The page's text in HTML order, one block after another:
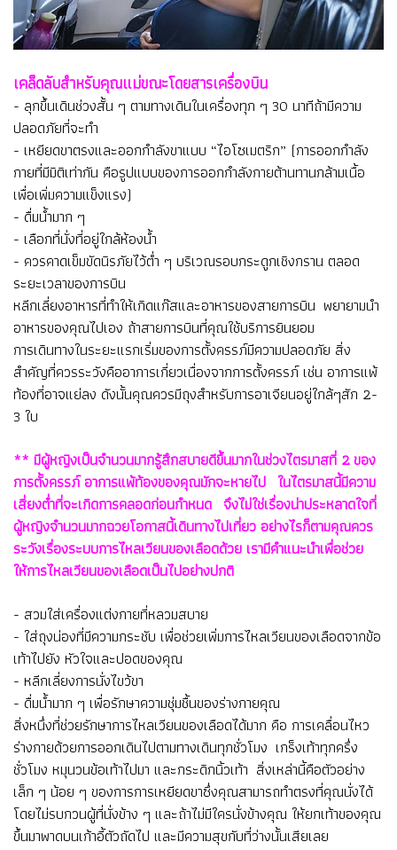
เคล็ดลับสำหรับคุณแม่ขณะโดยสารเครื่องบิน
- ลุกขึ้นเดินช่วงสั้น ๆ ตามทางเดินในเครื่องทุก ๆ 30 นาทีถ้ามีความ
ปลอดภัยที่จะทำ
- เหยียดขาตรงและออกกำลังขาแบบ “ไอโซเมตริก” (การออกกำลัง
กายที่มีมิติเท่ากัน คือรูปแบบของการออกกำลังกายต้านทานกล้ามเนื้อ
เพื่อเพิ่มความแข็งแรง)
- ดื่มน้ำมาก ๆ
- เลือกที่นั่งที่อยู่ใกล้ห้องน้ำ
- ควรคาดเข็มขัดนิรภัยไว้ต่ำ ๆ บริเวณรอบกระดูกเชิงกราน ตลอด
ระยะเวลาของการบิน
หลีกเลี่ยงอาหารที่ทำให้เกิดแก๊สและอาหารของสายการบิน พยายามนำ
อาหารของคุณไปเอง ถ้าสายการบินที่คุณใช้บริการยินยอม
การเดินทางในระยะแรกเริ่มของการตั้งครรภ์มีความปลอดภัย สิ่ง
สำคัญที่ควรระวังคืออาการเกี่ยวเนื่องจากการตั้งครรภ์ เช่น อาการแพ้
ท้องที่อาจแย่ลง ดังนั้นคุณควรมีถุงสำหรับการอาเจียนอยู่ใกล้ๆสัก 2-
3 ใบ
** มีผู้หญิงเป็นจำนวนมากรู้สึกสบายดีขึ้นมากในช่วงไตรมาสที่ 2 ของ
การตั้งครรภ์ อาการแพ้ท้องของคุณมักจะหายไป ในไตรมาสนี้มีความ
เสี่ยงต่ำที่จะเกิดการคลอดก่อนกำหนด จึงไม่ใช่เรื่องน่าประหลาดใจที่
ผู้หญิงจำนวนมากฉวยโอกาสนี้เดินทางไปเที่ยว อย่างไรก็ตามคุณควร
ระวังเรื่องระบบการไหลเวียนของเลือดด้วย เรามีคำแนะนำเพื่อช่วย
ให้การไหลเวียนของเลือดเป็นไปอย่างปกติ
- สวมใส่เครื่องแต่งกายที่หลวมสบาย
- ใส่ถุงน่องที่มีความกระชับ เพื่อช่วยเพิ่มการไหลเวียนของเลือดจากข้อ
เท้าไปยัง หัวใจและปอดของคุณ
- หลีกเลี่ยงการนั่งไขว้ขา
- ดื่มน้ำมาก ๆ เพื่อรักษาความชุ่มชื้นของร่างกายคุณ
สิ่งหนึ่งที่ช่วยรักษาการไหลเวียนของเลือดได้มาก คือ การเคลื่อนไหว
ร่างกายด้วยการออกเดินไปตามทางเดินทุกชั่วโมง เกร็งเท้าทุกครึ่ง
ชั่วโมง หมุนวนข้อเท้าไปมา และกระดิกนิ้วเท้า สิ่งเหล่านี้คือตัวอย่าง
เล็ก ๆ น้อย ๆ ของการการเหยียดขาซึ่งคุณสามารถทำตรงที่คุณนั่งได้
โดยไม่รบกวนผู้ที่นั่งข้าง ๆ และถ้าไม่มีใครนั่งข้างคุณ ให้ยกเท้าของคุณ
ขึ้นมาพาดบนเก้าอี้ตัวถัดไป และมีความสุขกับที่ว่างนั้นเสียเลย